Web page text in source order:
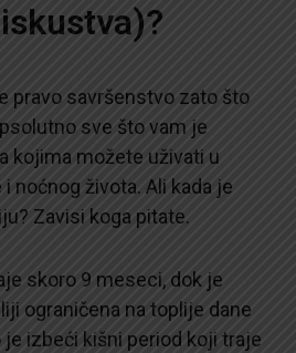
pravo savršenstvo zato što
sve što vam je
kojima možete uživati u
noćnog života. Ali kada je
Zavisi koga pitate.
skoro 9 meseci, dok je
ograničena na toplije dane
je izbeći kišni period koji traje